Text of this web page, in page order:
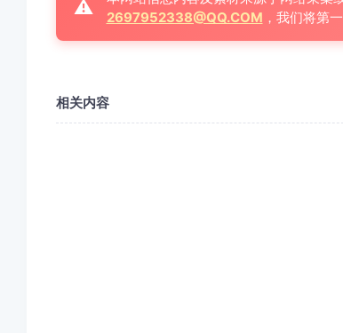
⚠️
2697952338@QQ.COM ，我们将第
相关内容